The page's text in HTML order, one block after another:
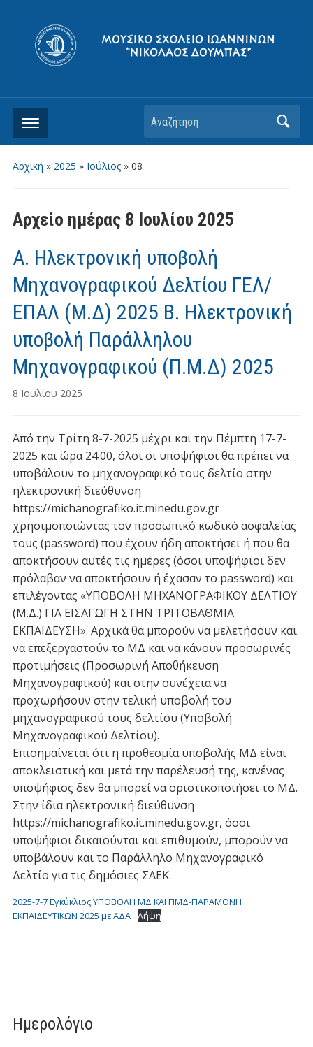
Αρχική » 2025 » Ιούλιος» 08
Αρχείο ημέρας 8 Ιουλίου 2025
Ημερολόγιο
Α. Ηλεκτρονική υποβολή
Μηχανογραφικού Δελτίου ΓΕΛ/
ΕΠΑΛ (Μ.Δ) 2025 Β. Ηλεκτρονική
υποβολή Παράλληλου
Μηχανογραφικού (Π.Μ.Δ) 2025
8 Ιουλίου 2025
Από την Τρίτη 8-7-2025 μέχρι και την Πέμπτη 17-7-
2025 και ώρα 24:00, όλοι οι υποψήφιοι θα πρέπει να
υποβάλουν το μηχανογραφικό τους δελτίο στην
ηλεκτρονική διεύθυνση
https://michanografiko.it.minedu.gov.gr
χρησιμοποιώντας τον προσωπικό κωδικό ασφαλείας
τους (password) που έχουν ήδη αποκτήσει ή που θα
αποκτήσουν αυτές τις ημέρες (όσοι υποψήφιοι δεν
πρόλαβαν να αποκτήσουν ή έχασαν το password) και
επιλέγοντας «ΥΠΟΒΟΛΗ ΜΗΧΑΝΟΓΡΑΦΙΚΟΥ ΔΕΛΤΙΟΥ
(Μ.Δ.) ΓΙΑ ΕΙΣΑΓΩΓΗ ΣΤΗΝ ΤΡΙΤΟΒΑΘΜΙΑ
ΕΚΠΑΙΔΕΥΣΗ». Αρχικά θα μπορούν να μελετήσουν και
να επεξεργαστούν το ΜΔ και να κάνουν προσωρινές
προτιμήσεις (Προσωρινή Αποθήκευση
Μηχανογραφικού) και στην συνέχεια να
προχωρήσουν στην τελική υποβολή του
μηχανογραφικού τους δελτίου (Υποβολή
Μηχανογραφικού Δελτίου).
Επισημαίνεται ότι η προθεσμία υποβολής ΜΔ είναι
αποκλειστική και μετά την παρέλευσή της, κανένας
υποψήφιος δεν θα μπορεί να οριστικοποιήσει το ΜΔ.
Στην ίδια ηλεκτρονική διεύθυνση
https://michanografiko.it.minedu.gov.gr, όσοι
υποψήφιοι δικαιούνται και επιθυμούν, μπορούν να
υποβάλουν και το Παράλληλο Μηχανογραφικό
Δελτίο για τις δημόσιες ΣΑΕΚ.
2025-7-7 Εγκύκλιος ΥΠΟΒΟΛΗ ΜΔ ΚΑΙ ΠΜΔ-ΠΑΡΑΜΟΝΗ
ΕΚΠΑΙΔΕΥΤΙΚΩΝ 2025 με ΑΔΑ Λήψη